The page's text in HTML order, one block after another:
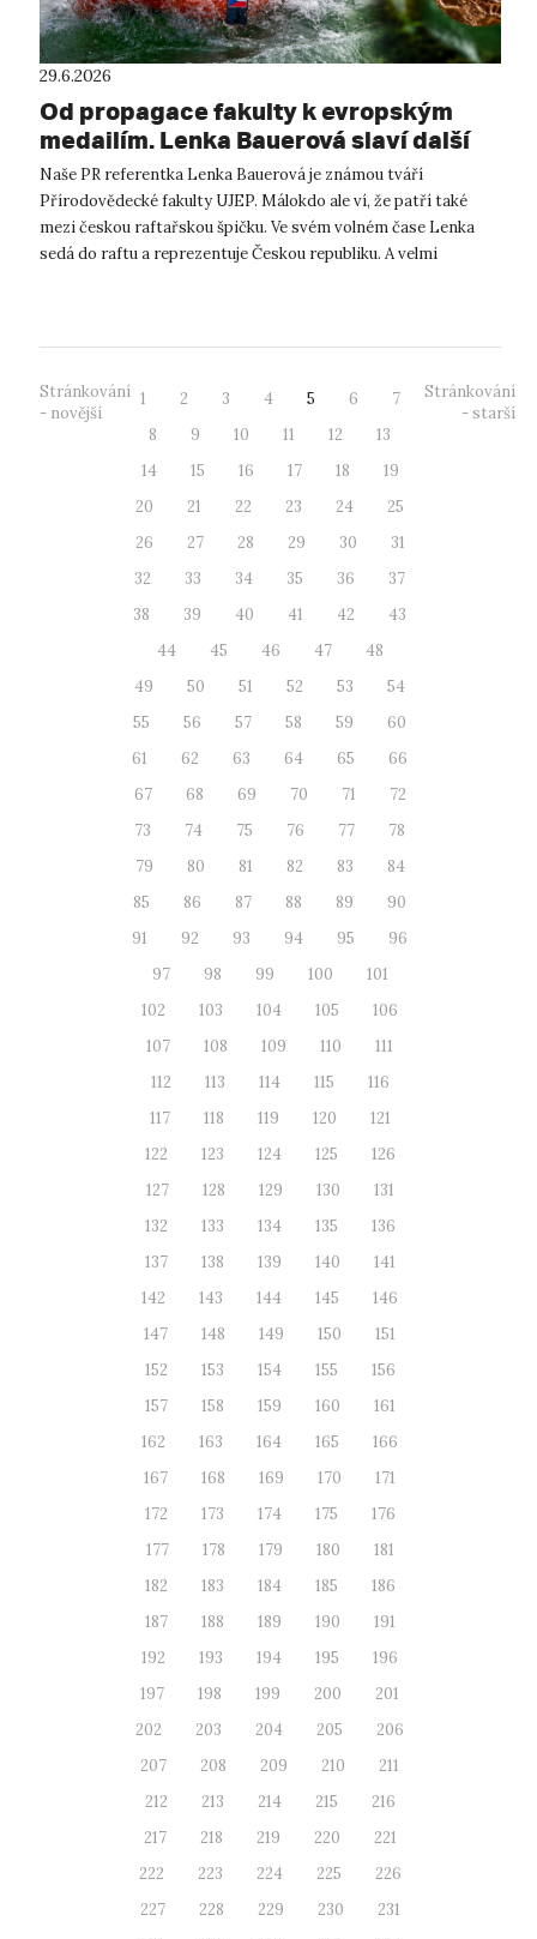
29.6.2026
Od propagace fakulty k evropským
medailím. Lenka Bauerová slaví další
úspěch v raftingu
Naše PR referentka Lenka Bauerová je známou tváří
Přírodovědecké fakulty UJEP. Málokdo ale ví, že patří také
mezi českou raftařskou špičku. Ve svém volném čase Lenka
sedá do raftu a reprezentuje Českou republiku. A velmi
Stránkování
- novější
1 2 3 4 5 6
7
8
9 10 11 12
13
14
15 16 17 18
19
20
21 22 23 24
25
26
27 28 29 30
31
32
33 34 35 36
37
38
39 40 41 42
43
44
45 46 47
48
49
50 51 52 53
54
55
56 57 58 59
60
61
62 63 64 65
66
67
68 69 70 71
72
73
74 75 76 77
78
79
80 81 82 83
84
85
86 87 88 89
90
91
92 93 94 95
96
97
98 99 100
101
102
103 104 105
106
107
108 109 110
111
112
113 114 115
116
117
118 119 120
121
122
123 124 125
126
127
128 129 130
131
132
133 134 135
136
137
138 139 140
141
142
143 144 145
146
147
148 149 150
151
152
153 154 155
156
157
158 159 160
161
162
163 164 165
166
167
168 169 170
171
172
173 174 175
176
177
178 179 180
181
182
183 184 185
186
187
188 189 190
191
192
193 194 195
196
197
198 199 200
201
202
203 204 205
206
207
208 209 210
211
212
213 214 215
216
217
218 219 220
221
222
223 224 225
226
227
228 229 230
231
Stránkování
- starší